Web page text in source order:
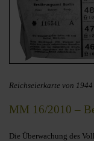
Reichseierkarte von 1944
MM 16/2010 –
Die Überwachung des